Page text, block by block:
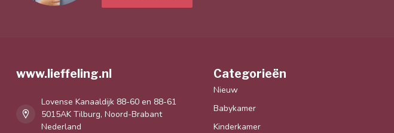
www.lieffeling.nl
Lovense Kanaaldijk 88-60 en 88-61
5015AK Tilburg, Noord-Brabant
Nederland
Categorieën
Nieuw
Babykamer
Kinderkamer